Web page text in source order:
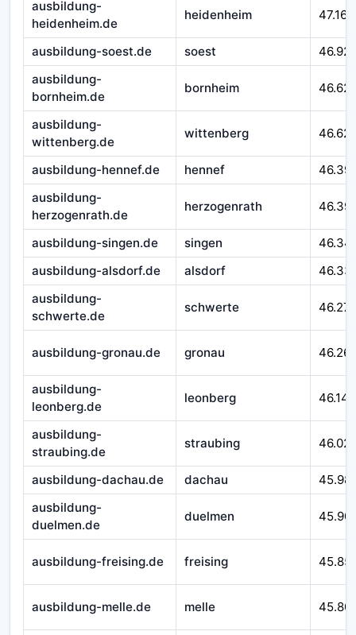
ausbildung-
heidenheim.de
heidenheim 47.164
ausbildung-soest.de soest
ausbildung-
bornheim.de
bornheim
ausbildung-
wittenberg.de
wittenberg 46.621
ausbildung-hennef.de hennef
ausbildung-
herzogenrath.de
herzogenrath
ausbildung-singen.de singen
ausbildung-alsdorf.de
alsdorf
ausbildung-
schwerte.de
schwerte
ausbildung-gronau.de gronau
ausbildung-
leonberg.de
leonberg 46.143
ausbildung-
straubing.de
straubing
ausbildung-dachau.de dachau
ausbildung-
duelmen.de
duelmen
ausbildung-freising.de freising
ausbildung-melle.de melle